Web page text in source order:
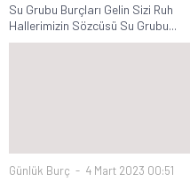
Su Grubu Burçları Gelin Sizi Ruh
Hallerimizin Sözcüsü Su Grubu...
Günlük Burç 4 Mart 2023 00:51